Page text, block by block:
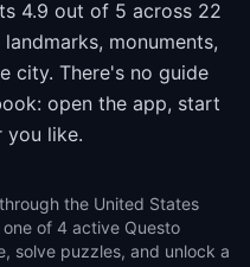
4.9 out of 5 across 22
monuments,
city. There's no guide
open the app, start
you like.
the United States
of 4 active Questo
solve puzzles, and unlock a